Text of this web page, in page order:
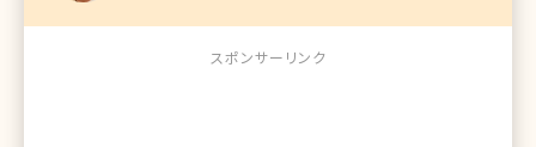
スポンサーリンク